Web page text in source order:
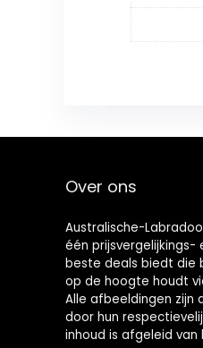
Over ons
Australische-
één
beste deals biedt die
op de hoogte houdt
Alle afbeeldingen zijn
door hun
inhoud is afgeleid van